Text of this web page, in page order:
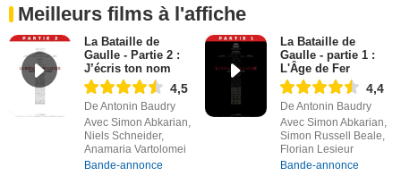
Meilleurs films à l'affiche
La Bataille de
Gaulle - Partie 2 :
J’écris ton nom
4,5
De Antonin Baudry
Avec Simon Abkarian,
Niels Schneider,
Anamaria Vartolomei
Bande-annonce
La Bataille de
Gaulle - partie 1 :
L'Âge de Fer
4,4
De Antonin Baudry
Avec Simon Abkarian,
Simon Russell Beale,
Florian Lesieur
Bande-annonce